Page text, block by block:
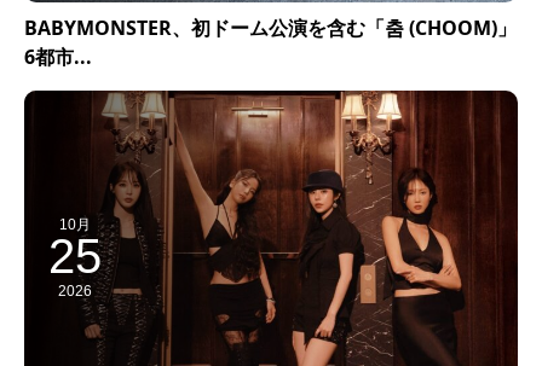
BABYMONSTER、初ドーム公演を含む「춤 (CHOOM)」
6都市...
10月
25
2026